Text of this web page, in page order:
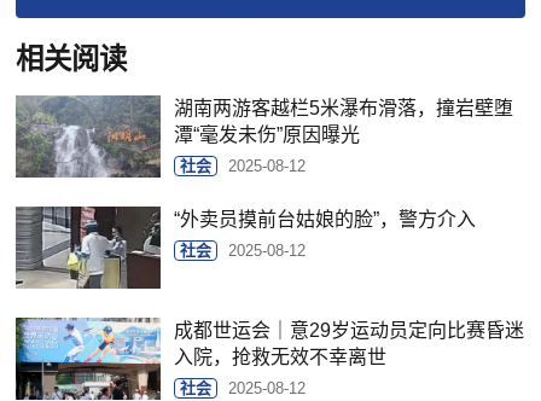
相关阅读
湖南两游客越栏5米瀑布滑落，撞岩壁堕
潭“毫发未伤”原因曝光
社会 2025-08-12
“外卖员摸前台姑娘的脸”，警方介入
社会 2025-08-12
成都世运会｜意29岁运动员定向比赛昏迷
入院，抢救无效不幸离世
社会 2025-08-12